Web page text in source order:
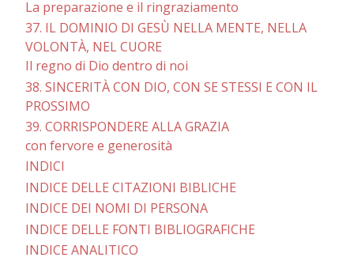
La preparazione e il ringraziamento
37. IL DOMINIO DI GESÙ NELLA MENTE, NELLA
VOLONTÀ, NEL CUORE
Il regno di Dio dentro di noi
38. SINCERITÀ CON DIO, CON SE STESSI E CON IL
PROSSIMO
39. CORRISPONDERE ALLA GRAZIA
con fervore e generosità
INDICI
INDICE DELLE CITAZIONI BIBLICHE
INDICE DEI NOMI DI PERSONA
INDICE DELLE FONTI BIBLIOGRAFICHE
INDICE ANALITICO